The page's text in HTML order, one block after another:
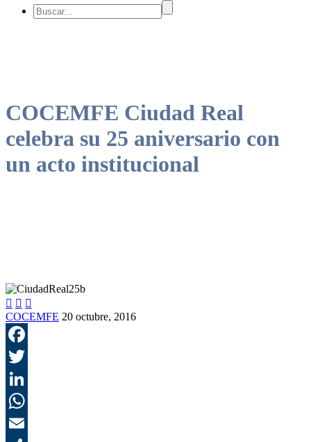
COCEMFE Ciudad Real
celebra su 25 aniversario con
un acto institucional
  
COCEMFE 20 octubre, 2016